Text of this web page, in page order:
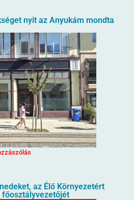
nyit az Anyukám mondta
az Élő Környezetért
főosztályvezetőjét